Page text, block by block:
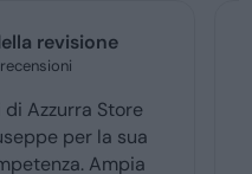
concessionaria.
momenyo del